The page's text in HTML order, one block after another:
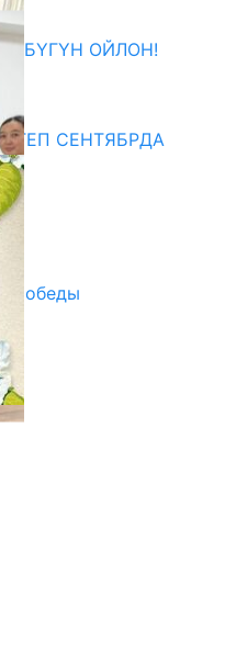
БҮГҮН ОЙЛОН!
СЕНТЯБРДА
Победы